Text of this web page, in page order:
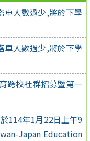
車人數過少,將於下學
車人數過少,將於下學
跨校社群招募暨第一
114年1月22日上午9
Japan Education